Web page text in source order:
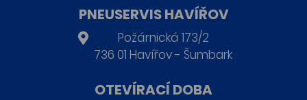
PNEUSERVIS HAVÍŘOV
Požárnická 173/2
736 01 Havířov - Šumbark
OTEVÍRACÍ DOBA